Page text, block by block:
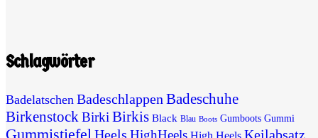
Schlagwörter
Badelatschen BadeschlappenBadeschuhe
BirkenstockBirkiBirkis Black Blau Boots Gumboots Gummi
Heels Keilabsatz